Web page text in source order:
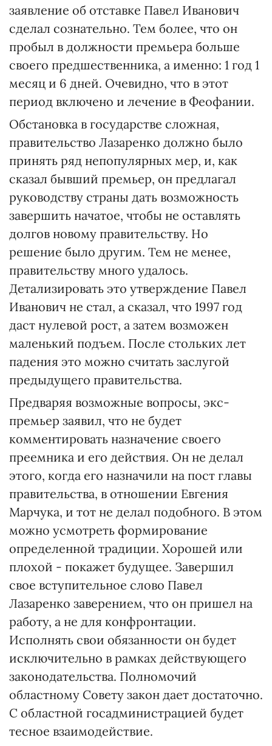
заявление об отставке Павел Иванович
сделал сознательно. Тем более, что он
пробыл в должности премьера больше
своего предшественника, а именно: 1 год 1
месяц и 6 дней. Очевидно, что в этот
период включено и лечение в Феофании.
Обстановка в государстве сложная,
правительство Лазаренко должно было
принять ряд непопулярных мер, и, как
сказал бывший премьер, он предлагал
руководству страны дать возможность
завершить начатое, чтобы не оставлять
долгов новому правительству. Но
решение было другим. Тем не менее,
правительству много удалось.
Детализировать это утверждение Павел
Иванович не стал, а сказал, что 1997 год
даст нулевой рост, а затем возможен
маленький подъем. После стольких лет
падения это можно считать заслугой
предыдущего правительства.
Предваряя возможные вопросы, экс-
премьер заявил, что не будет
комментировать назначение своего
преемника и его действия. Он не делал
этого, когда его назначили на пост главы
правительства, в отношении Евгения
Марчука, и тот не делал подобного. В этом
можно усмотреть формирование
определенной традиции. Хорошей или
плохой - покажет будущее. Завершил
свое вступительное слово Павел
Лазаренко заверением, что он пришел на
работу, а не для конфронтации.
Исполнять свои обязанности он будет
исключительно в рамках действующего
законодательства. Полномочий
областному Совету закон дает достаточно.
С областной госадминистрацией будет
тесное взаимодействие.